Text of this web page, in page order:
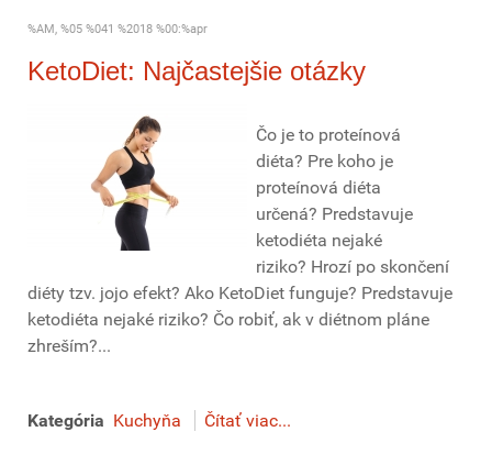
%AM, %05 %041 %2018 %00:%apr
KetoDiet: Najčastejšie otázky
Čo je to proteínová
diéta? Pre koho je
proteínová diéta
určená? Predstavuje
ketodiéta nejaké
riziko? Hrozí po skončení
diéty tzv. jojo efekt? Ako KetoDiet funguje? Predstavuje
ketodiéta nejaké riziko? Čo robiť, ak v diétnom pláne
zhreším?...
Kategória Kuchyňa Čítať viac...